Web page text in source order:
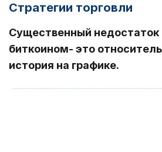
Стратегии торговли
Существенный недостаток
биткоином- это
история на графике.